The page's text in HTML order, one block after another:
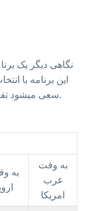
نگاهی دیگر یک
این برنامه با
سعی میشود تفسیر وتحلیل کاملی از این اتفاقات ارائه شود.
به
به وقت
غرب
امریکا